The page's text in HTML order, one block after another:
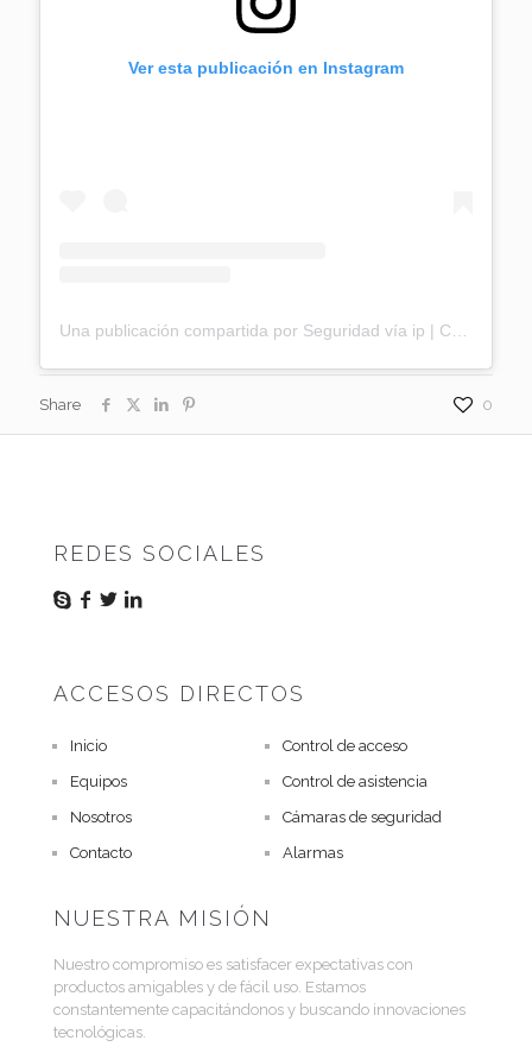
Ver esta publicación en Instagram
Share 0
REDES SOCIALES
ACCESOS DIRECTOS
Inicio
Equipos
Nosotros
Contacto
Control de acceso
Control de asistencia
Cámaras de seguridad
Alarmas
NUESTRA MISIÓN
Nuestro compromiso es satisfacer expectativas con
productos amigables y de fácil uso. Estamos
constantemente capacitándonos y buscando innovaciones
tecnológicas.